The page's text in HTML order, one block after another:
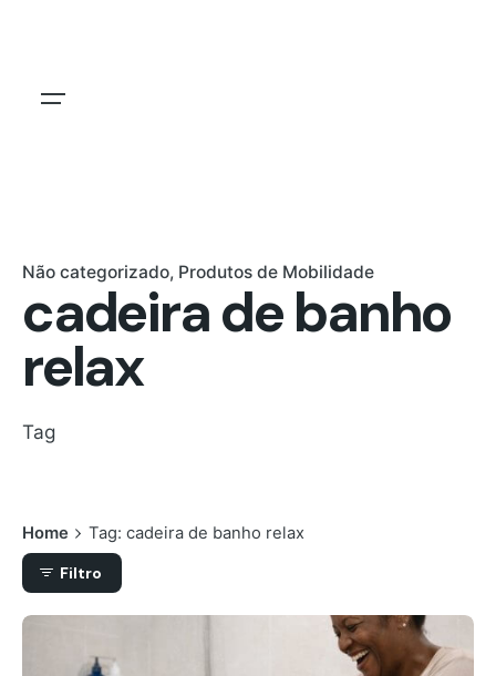
Não categorizado Produtos de Mobilidade
cadeira de banho
relax
Tag
Home Tag: cadeira de banho relax
Filtro